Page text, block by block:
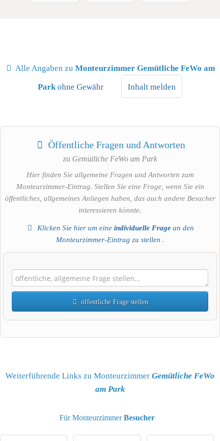
Wasserkocher
Schlafzimmer
Schrank
Badezimmer
Handtücher
Kostenfreie Pflegeprodukte
Haartrockner
Badewanne
Bettwäsche
Essbereich
Medien & Technik
Flachbild-TV
Zimmerausstattung
Extrakomfort
Alle Angaben zuMonteurzimmer Gemütliche FeWo am
Park ohne Gewähr Inhalt melden
Öffentliche Fragen und Antworten
zu Gemütliche FeWo am Park
Hier finden Sie allgemeine Fragen und Antworten zum
Monteurzimmer-Eintrag. Stellen Sie eine Frage, wenn Sie ein
öffentliches, allgemeines Anliegen haben, das auch andere Besucher
interessieren könnte.
Klicken Sie hier um eineindividuelle Frage an den
Monteurzimmer-Eintrag zu stellen .
öffentliche Frage stellen
Name
Weiterführende Links zu Monteurzimmer Gemütliche FeWo
am Park
Für MonteurzimmerBesucher